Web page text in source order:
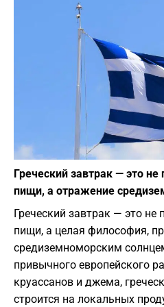
Греческий завтрак — это
пищи, а отражение
Греческий завтрак — это не
пищи, а целая философия,
средиземноморским
привычного европейского
круассанов и джема,
строится на локальных